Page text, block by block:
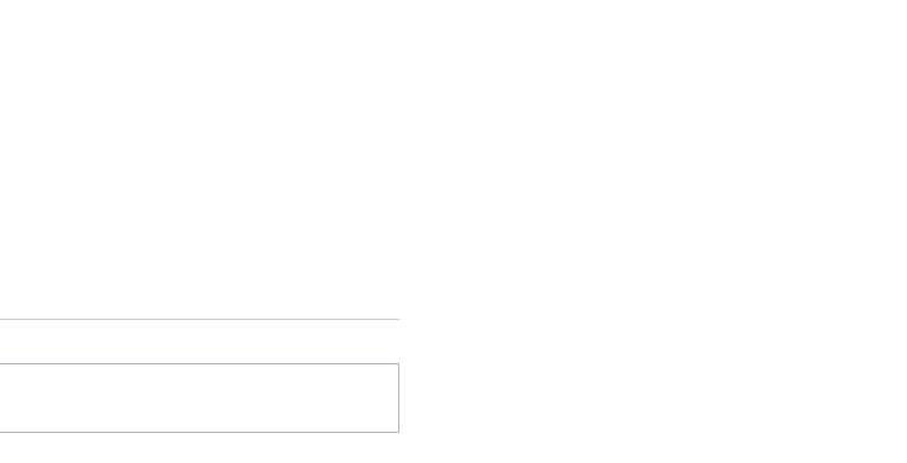
Buon Anno a tutti !!!